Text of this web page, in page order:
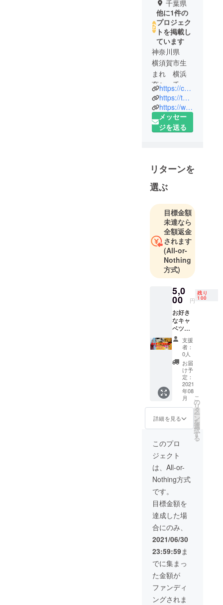
千葉県
他に1件の
プロジェク
トを掲載し
ています
神奈川県
横須賀市生
まれ 横浜
育ち 千葉
県在住 55
歳
2011年 千
に地産地消
品専門店
惣菜 弁当
店オープ
ン 以降
２０１６年
食のちばの
逸品受賞・
千葉のいい
もの品評会
ロのうま煮
弁当）千葉
三越出店に
て地産地消
製造販売を
機にちば
食・良品と
して千葉県
官庁街職員
向けお弁当
受注開始。
道の駅やち
よにて飲食
中。 本マ
グロのトロ
うま煮
キャベツメ
ンチ元祖な
どグルメ製
造販売中。
2021年に拠
点を東京へ
https://chibashoku.jimdofree.com
https://twitter.com/chi_bakunmenchi
https://www.facebook.com/chibashoku
メッセー
ジを送る
リターンを
選ぶ
目標金額
未達なら
全額返金
されます
(All-or-
Nothing
方式)
5,0
00 円
残り
100
お好き
なキャ
ベツメ
ンチ１
万円相
当をお
選びい
ただけ
ます。
有効期
限：令
和３年
８月〜
４年２
月（日
祝を除
く） 受
け渡し
方法：
郵送で
お送り
しま
の受取
方法に
ついて
店頭
引きわ
たしの
み ご来
店時に
チケッ
トを確
認致し
ます。
支援
者：
0人
お届
け予
定：
2021
年08
月
詳細を見る
こ
の
リ
タ
ー
ン
を
選
択
す
る
このプロ
ジェクト
は、All-or-
Nothing方式
です。
目標金額を
達成した場
合にのみ、
2021/06/30
23:59:59ま
でに集まっ
た金額が
ファンディ
ングされま